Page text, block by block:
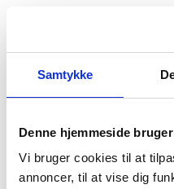
Samtykke
Denne hjemmeside
Vi bruger cookies til at
annoncer, til at vise dig